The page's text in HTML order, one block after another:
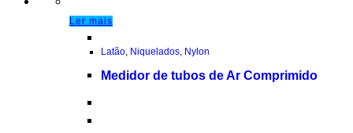
Ler mais
Latão Niquelados Nylon
Medidor de tubos de Ar Comprimido